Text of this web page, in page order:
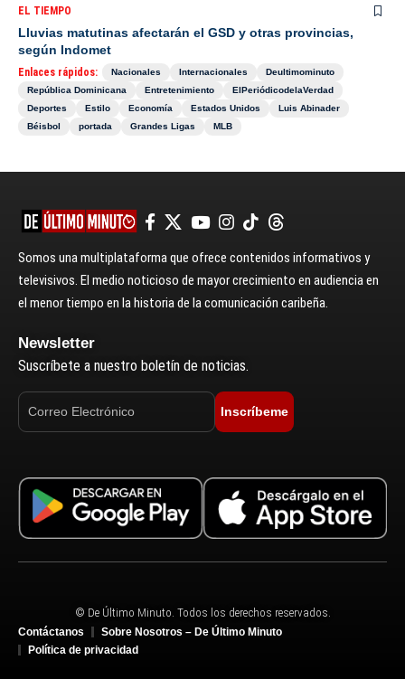
EL TIEMPO
Lluvias matutinas afectarán el GSD y otras provincias,
según Indomet
Enlaces rápidos: Nacionales Internacionales
Deultimominuto
República Dominicana
Entretenimiento
ElPeriódicodelaVerdad
Deportes
Estilo Economía Estados Unidos
Luis Abinader
Béisbol
portada Grandes Ligas MLB
Somos una multiplataforma que ofrece contenidos informativos y
televisivos. El medio noticioso de mayor crecimiento en audiencia en
el menor tiempo en la historia de la comunicación caribeña.
Newsletter
Suscríbete a nuestro boletín de noticias.
Inscríbeme
© De Último Minuto. Todos los derechos reservados.
Contáctanos
Sobre Nosotros – De Último Minuto
Política de privacidad